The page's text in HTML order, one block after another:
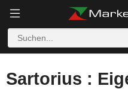
Sartorius :